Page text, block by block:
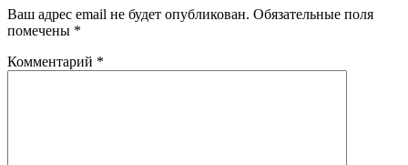
Ваш адрес email не будет опубликован. Обязательные поля
помечены *
Комментарий *